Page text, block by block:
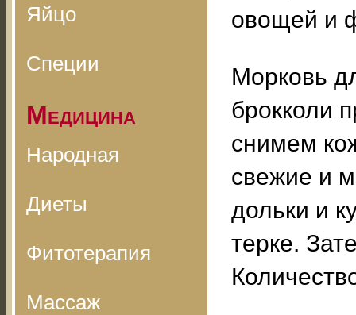
Яйцо
Специи
Медицина
Народная
Диеты
Фитотерапия
Массаж
овощей и
Морковь
брокколи
снимем
свежие и
дольки и
терке.